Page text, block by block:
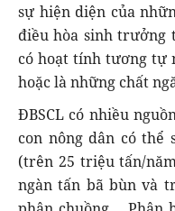
sự hiện diện của
điều hòa sinh trưởng
có hoạt tính tương tự
hoặc là những chất
ĐBSCL có nhiều
con nông dân có
(trên 25 triệu tấn/
ngàn tấn bã bùn và